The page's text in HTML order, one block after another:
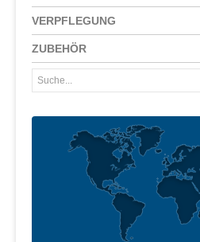
VERPFLEGUNG
ZUBEHÖR